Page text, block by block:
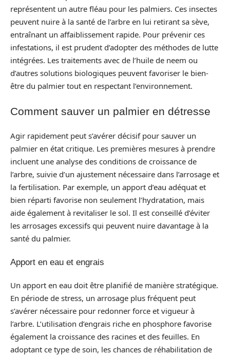
représentent un autre fléau pour les palmiers. Ces insectes
peuvent nuire à la santé de l’arbre en lui retirant sa sève,
entraînant un affaiblissement rapide. Pour prévenir ces
infestations, il est prudent d’adopter des méthodes de lutte
intégrées. Les traitements avec de l’huile de neem ou
d’autres solutions biologiques peuvent favoriser le bien-
être du palmier tout en respectant l’environnement.
Comment sauver un palmier en détresse
Agir rapidement peut s’avérer décisif pour sauver un
palmier en état critique. Les premières mesures à prendre
incluent une analyse des conditions de croissance de
l’arbre, suivie d’un ajustement nécessaire dans l’arrosage et
la fertilisation. Par exemple, un apport d’eau adéquat et
bien réparti favorise non seulement l’hydratation, mais
aide également à revitaliser le sol. Il est conseillé d’éviter
les arrosages excessifs qui peuvent nuire davantage à la
santé du palmier.
Apport en eau et engrais
Un apport en eau doit être planifié de manière stratégique.
En période de stress, un arrosage plus fréquent peut
s’avérer nécessaire pour redonner force et vigueur à
l’arbre. L’utilisation d’engrais riche en phosphore favorise
également la croissance des racines et des feuilles. En
adoptant ce type de soin, les chances de réhabilitation de